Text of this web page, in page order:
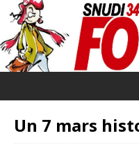
Un 7 mars